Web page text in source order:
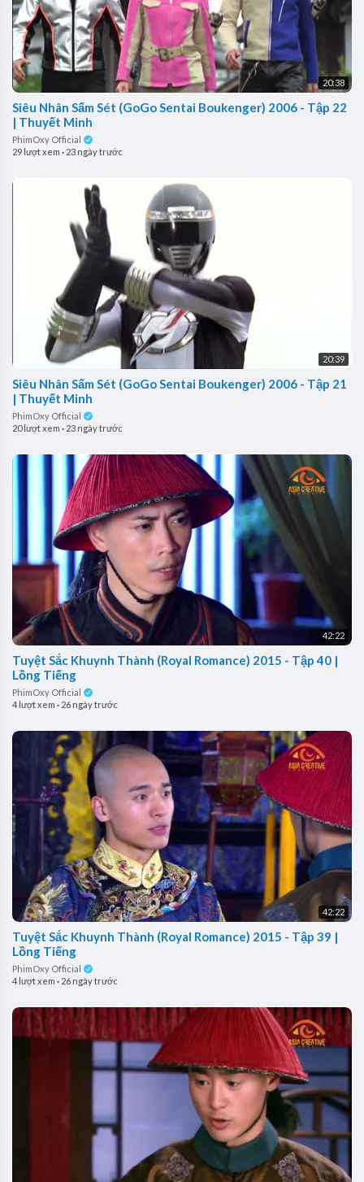
20:38
Siêu Nhân Sấm Sét (GoGo Sentai Boukenger) 2006 - Tập 22
| Thuyết Minh
PhimOxy Official
29 lượt xem · 23 ngày trước
20:39
Siêu Nhân Sấm Sét (GoGo Sentai Boukenger) 2006 - Tập 21
| Thuyết Minh
PhimOxy Official
20 lượt xem · 23 ngày trước
42:22
Tuyệt Sắc Khuynh Thành (Royal Romance) 2015 - Tập 40 |
Lồng Tiếng
PhimOxy Official
4 lượt xem · 26 ngày trước
42:22
Tuyệt Sắc Khuynh Thành (Royal Romance) 2015 - Tập 39 |
Lồng Tiếng
PhimOxy Official
4 lượt xem · 26 ngày trước